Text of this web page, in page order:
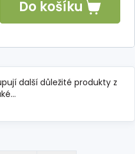
Do košíku
další důležité produkty z